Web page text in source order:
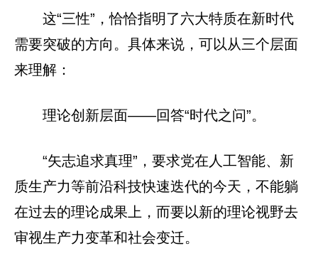
这“三性”，恰恰指明了六大特质在新时代
需要突破的方向。具体来说，可以从三个层面
来理解：
理论创新层面——回答“时代之问”。
“矢志追求真理”，要求党在人工智能、新
质生产力等前沿科技快速迭代的今天，不能躺
在过去的理论成果上，而要以新的理论视野去
审视生产力变革和社会变迁。